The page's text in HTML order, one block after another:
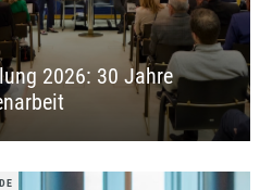
2026: 30 Jahre